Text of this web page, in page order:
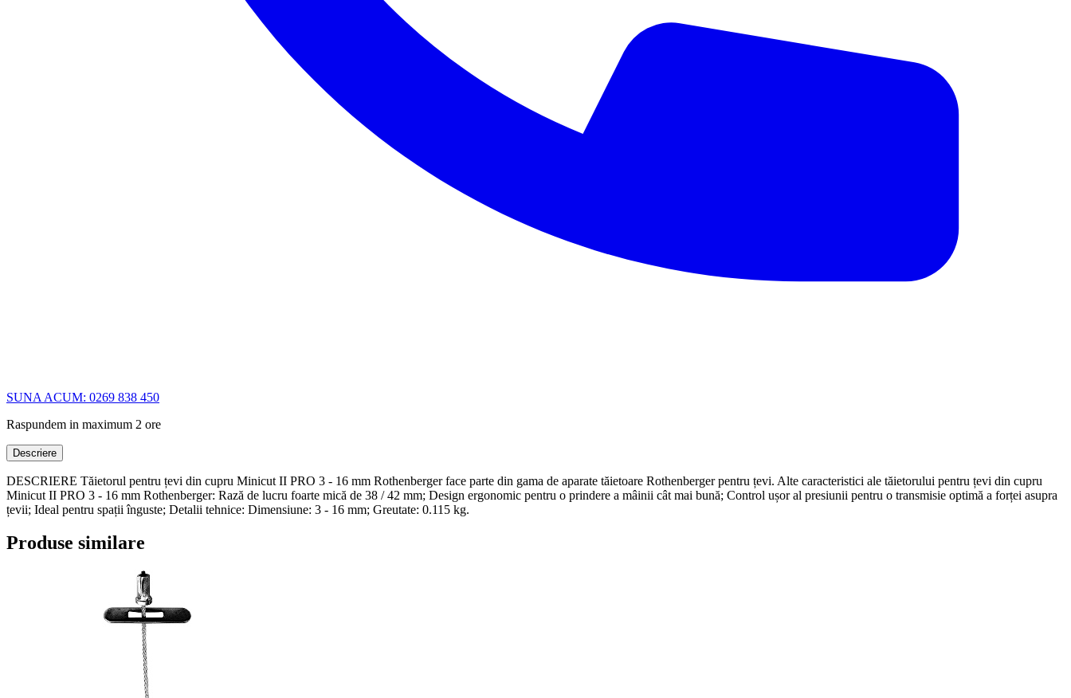
SUNA ACUM: 0269 838 450
Raspundem in maximum 2 ore
Descriere
DESCRIERE Tăietorul pentru țevi din cupru Minicut II PRO 3 - 16 mm Rothenberger face parte din gama de aparate tăietoare Rothenberger pentru țevi. Alte caracteristici ale tăietorului pentru țevi din cupru
Minicut II PRO 3 - 16 mm Rothenberger: Rază de lucru foarte mică de 38 / 42 mm; Design ergonomic pentru o prindere a mâinii cât mai bună; Control ușor al presiunii pentru o transmisie optimă a forței asupra
țevii; Ideal pentru spații înguste; Detalii tehnice: Dimensiune: 3 - 16 mm; Greutate: 0.115 kg.
Produse similare